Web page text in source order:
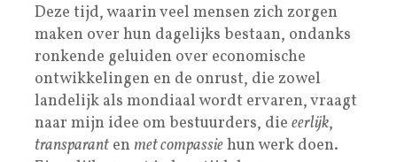
Deze tijd, waarin veel mensen zich zorgen
maken over hun dagelijks bestaan, ondanks
ronkende geluiden over economische
ontwikkelingen en de onrust, die zowel
landelijk als mondiaal wordt ervaren, vraagt
naar mijn idee om bestuurders, die eerlijk,
transparant en met compassiehun werk doen.